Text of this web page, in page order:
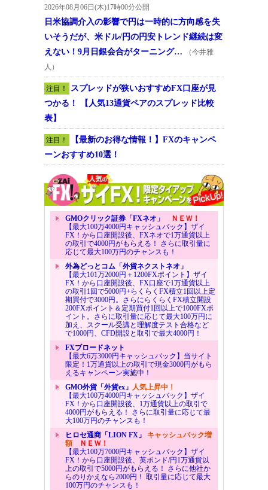
2026年08月06日(木)17時00分公開
日米協調介入の影響で円は一時的に方向感を失
いそうだが、米ドル/円の円安トレンド継続は変
えない！9月日銀会合がターニング…
（今井雅
人）
注目！
スプレッドが狭いおすすめFX口座が見
つかる！ 【人気13通貨ペアのスプレッド比較
表】
注目！
【最新のお得な情報！】FXのキャンペ
ーンおすすめ10選！
GMOクリック証券「FXネオ」
ＮＥＷ！
【最大100万4000円キャッシュバック】ザイ
FX！から口座開設後、FXネオで1万通貨以上
の取引で4000円がもらえる！ さらに取引量に
応じて最大100万円のチャンスも！
外為どっとコム「外貨ネクストネオ」
【最大101万2000円＋1200FXポイント】ザイ
FX！から口座開設後、FX口座で1万通貨以上
の取引1回で5000円+らくらくFX積立1回以上定
期買付で3000円。さらにらくらくFX積立開設
200FXポイント＆定期買付1回以上で1000FXポ
イント。さらに取引量に応じて最大100万円に
加え、スクール受講と理解度テスト合格など
で1000円、CFD開設と取引で最大4000円！
FXブロードネット
【最大6万3000円キャッシュバック】当サイト
限定！1万通貨以上の取引で現金3000円がもら
えるキャンペーン実施中！
GMO外貨「外貨ex」 人気上昇中！
【最大100万4000円キャッシュバック】ザイ
FX！から口座開設後、1万通貨以上の取引で
4000円がもらえる！ さらに取引量に応じて最
大100万円のチャンスも！
ヒロセ通商「LION FX」 キャッシュバック増
額ＮＥＷ！
【最大100万7000円キャッシュバック】ザイ
FX！から口座開設後、英ポンド/円1万通貨以
上の取引で5000円がもらえる！ さらに他社か
らのりかえなら2000円！ 取引量に応じて最大
100万円のチャンスも！